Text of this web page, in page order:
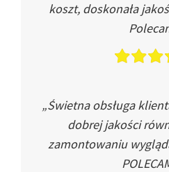
koszt, doskonała
„Świetna obsługa
dobrej jakości
zamontowaniu